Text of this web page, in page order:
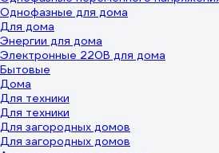
Однофазные для дома
Для дома
Энергии для дома
Электронные 220В для дома
Бытовые
Дома
Для техники
Для техники
Для загородных домов
Для загородных домов